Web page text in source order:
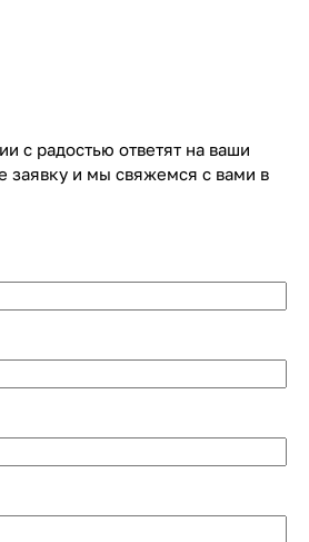
с радостью ответят на ваши
заявку и мы свяжемся с вами в